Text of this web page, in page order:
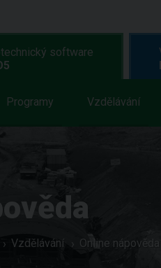
software
Programy Vzdělávání
Vzdělávání Online nápověda